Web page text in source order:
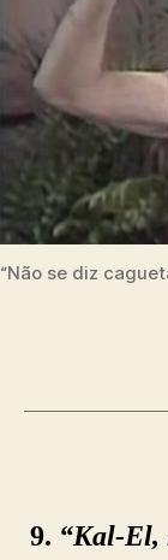
“Não se diz
9. “Kal-El,